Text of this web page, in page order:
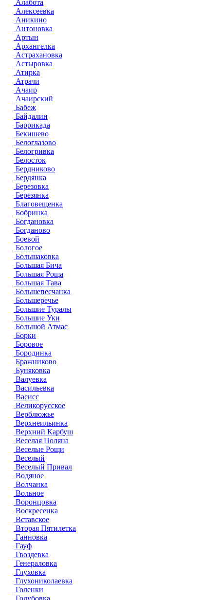
Алабота
Алексеевка
Аникино
Антоновка
Артын
Архангелка
Астрахановка
Астыровка
Атирка
Атрачи
Ачаир
Ачаирский
Бабеж
Байдалин
Баррикада
Бекишево
Белоглазово
Белогривка
Белосток
Бердниково
Бердянка
Березовка
Березянка
Благовещенка
Бобринка
Богдановка
Богданово
Боевой
Бологое
Большаковка
Большая Бича
Большая Роща
Большая Тава
Большепесчанка
Большеречье
Большие Туралы
Большие Уки
Большой Атмас
Борки
Боровое
Бородинка
Бражниково
Буняковка
Валуевка
Васильевка
Васисс
Великорусское
Верблюжье
Верхнеильинка
Верхний Карбуш
Веселая Поляна
Веселые Рощи
Веселый
Веселый Привал
Водяное
Волчанка
Вольное
Воронцовка
Воскресенка
Вставское
Вторая Пятилетка
Ганновка
Гауф
Гвоздевка
Генераловка
Глуховка
Глухониколаевка
Голенки
Голубовка